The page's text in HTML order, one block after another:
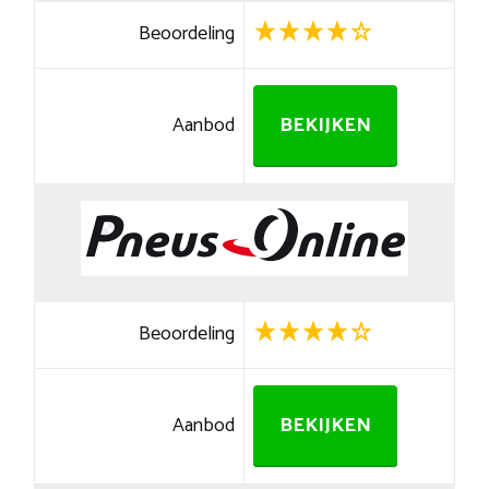
Beoordeling
Aanbod BEKIJKEN
Beoordeling
Aanbod BEKIJKEN